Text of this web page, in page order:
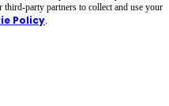
party partners to collect and use your
Policy.